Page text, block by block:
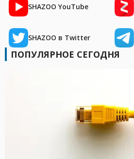
SHAZOO YouTube
SHAZOO в Twitter
ПОПУЛЯРНОЕ СЕГОДНЯ